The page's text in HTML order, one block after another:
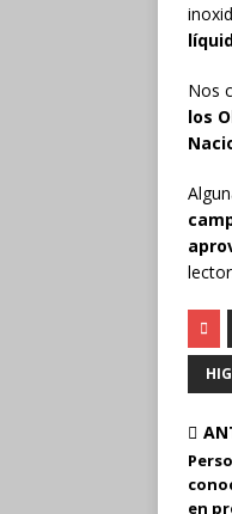
Nos
los
en